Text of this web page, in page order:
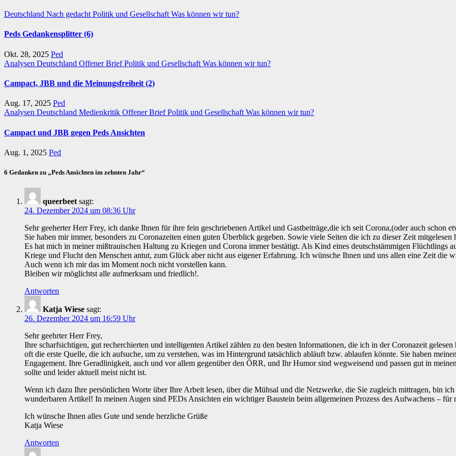
Deutschland Nach gedacht Politik und Gesellschaft Was können wir tun?
Peds Gedankensplitter (6)
Okt. 28, 2025 Ped
Analysen Deutschland Offener BriefPolitik und Gesellschaft Was können wir tun?
Campact, JBB und die Meinungsfreiheit (2)
Aug. 17, 2025 Ped
Analysen Deutschland Medienkritik Offener BriefPolitik und Gesellschaft Was können wir tun?
Campact und JBB gegen Peds Ansichten
Aug. 1, 2025 Ped
6 Gedanken zu „Peds Ansichten im zehnten Jahr“
queerbeet sagt:
24. Dezember 2024 um 08:36 Uhr
Sehr geeherter Herr Frey, ich danke Ihnen für ihre fein geschriebenen Artikel und Gastbeiträge,die ich seit Corona,(oder auch schon
Sie haben mir immer, besonders zu Coronazeiten einen guten Überblick gegeben. Sowie viele Seiten die ich zu dieser Zeit mitgelesen
Es hat mich in meiner mißtrauischen Haltung zu Kriegen und Corona immer bestätigt. Als Kind eines deutschstämmigen Flüchtlings
Kriege und Flucht den Menschen antut, zum Glück aber nicht aus eigener Erfahrung. Ich wünsche Ihnen und uns allen eine Zeit die
Auch wenn ich mir das im Moment noch nicht vorstellen kann.
Bleiben wir möglichtst alle aufmerksam und friedlich!.
Antworten
Katja Wiese sagt:
26. Dezember 2024 um 16:59 Uhr
Sehr geehrter Herr Frey,
Ihre scharfsichtigen, gut recherchierten und intelligenten Artikel zählen zu den besten Informationen, die ich in der Coronazeit
oft die erste Quelle, die ich aufsuche, um zu verstehen, was im Hintergrund tatsächlich abläuft bzw. ablaufen könnte. Sie haben
Engagement. Ihre Geradlinigkeit, auch und vor allem gegenüber den ÖRR, und Ihr Humor sind wegweisend und passen gut in
sollte und leider aktuell meist nicht ist.
Wenn ich dazu Ihre persönlichen Worte über Ihre Arbeit lesen, über die Mühsal und die Netzwerke, die Sie zugleich mittragen, bin
wunderbaren Artikel! In meinen Augen sind PEDs Ansichten ein wichtiger Baustein beim allgemeinen Prozess des Aufwachens – für
Ich wünsche Ihnen alles Gute und sende herzliche Grüße
Katja Wiese
Antworten